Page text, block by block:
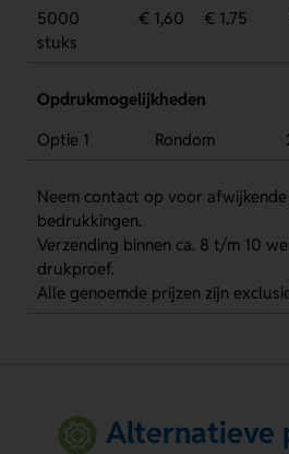
5000
stuks
€ 1,60 € 1,75
Opdrukmogelijkheden
Optie 1
Rondom
Neem contact op voor
bedrukkingen.
Verzending binnen ca. 8 t/m 10
drukproef.
Alle genoemde prijzen zijn
Alternatieve